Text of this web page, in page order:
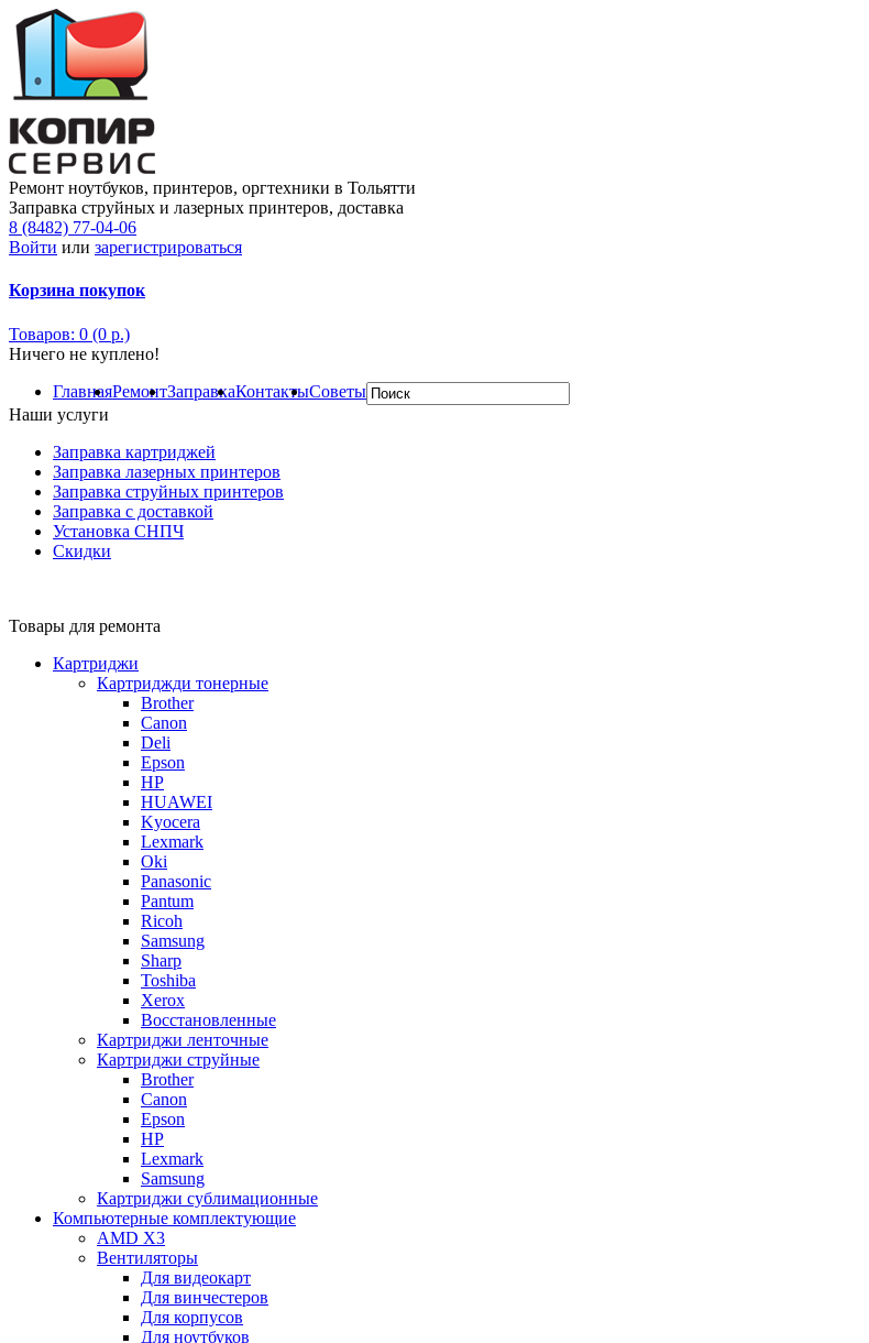
Ремонт ноутбуков, принтеров, оргтехники в Тольятти
Заправка струйных и лазерных принтеров, доставка
8 (8482) 77-04-06
Войти или зарегистрироваться
Корзина покупок
Товаров: 0 (0 р.)
Ничего не куплено!
ГлавнаяРемонтЗаправкаКонтактыСоветы
Наши услуги
Заправка картриджей
Заправка лазерных принтеров
Заправка струйных принтеров
Заправка с доставкой
Установка СНПЧ
Скидки
Товары для ремонта
Картриджи
Картриджди тонерные
Brother
Canon
Deli
Epson
HP
HUAWEI
Kyocera
Lexmark
Oki
Panasonic
Pantum
Ricoh
Samsung
Sharp
Toshiba
Xerox
Восстановленные
Картриджи ленточные
Картриджи струйные
Brother
Canon
Epson
HP
Lexmark
Samsung
Картриджи сублимационные
Компьютерные комплектующие
AMD X3
Вентиляторы
Для видеокарт
Для винчестеров
Для корпусов
Для ноутбуков